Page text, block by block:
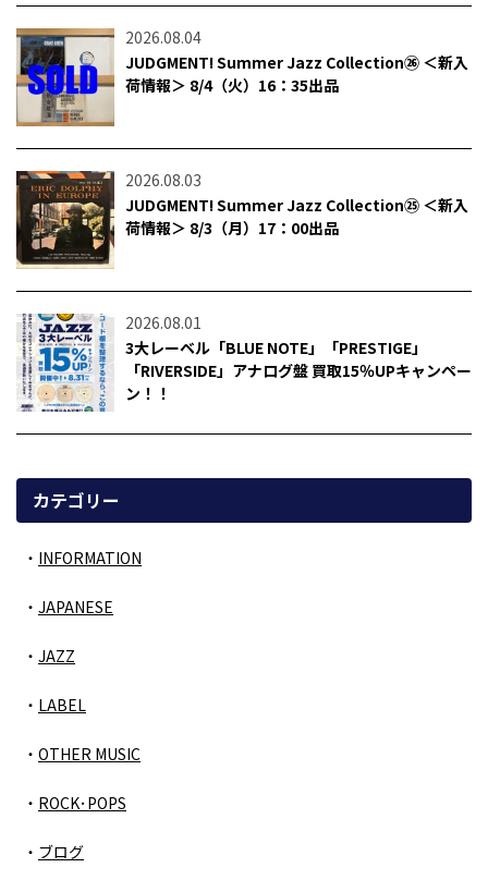
2026.08.04
JUDGMENT! Summer Jazz Collection㉖ ＜新入
荷情報＞ 8/4（火）16：35出品
2026.08.03
JUDGMENT! Summer Jazz Collection㉕ ＜新入
荷情報＞ 8/3（月）17：00出品
2026.08.01
3大レーベル「BLUE NOTE」「PRESTIGE」
「RIVERSIDE」アナログ盤 買取15％UPキャンペー
ン！！
カテゴリー
INFORMATION
JAPANESE
JAZZ
LABEL
OTHER MUSIC
ROCK･POPS
ブログ